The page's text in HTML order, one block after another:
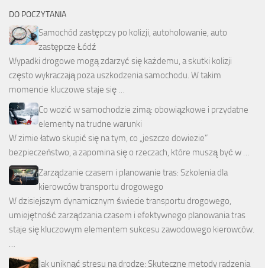
DO POCZYTANIA
Samochód zastępczy po kolizji, autoholowanie, auto
zastępcze Łódź
Wypadki drogowe mogą zdarzyć się każdemu, a skutki kolizji
często wykraczają poza uszkodzenia samochodu. W takim
momencie kluczowe staje się …
Co wozić w samochodzie zimą: obowiązkowe i przydatne
elementy na trudne warunki
W zimie łatwo skupić się na tym, co „jeszcze dowiezie”
bezpieczeństwo, a zapomina się o rzeczach, które muszą być w …
Zarządzanie czasem i planowanie tras: Szkolenia dla
kierowców transportu drogowego
W dzisiejszym dynamicznym świecie transportu drogowego,
umiejętność zarządzania czasem i efektywnego planowania tras
staje się kluczowym elementem sukcesu zawodowego kierowców.
…
Jak uniknąć stresu na drodze: Skuteczne metody radzenia